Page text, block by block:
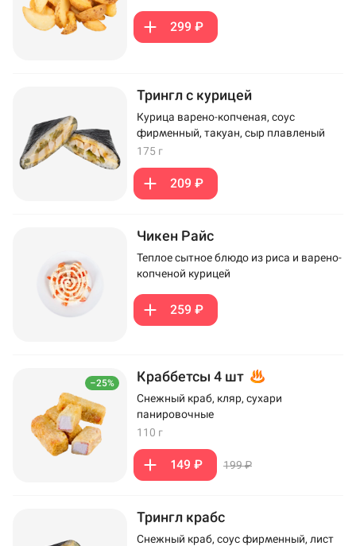
299 ₽
Трингл с курицей
Курица варено-копченая, соус
фирменный, такуан, сыр плавленый
175 г
209 ₽
Чикен Райс
Теплое сытное блюдо из риса и варено-
копченой курицей
259 ₽
–25% Краббетсы 4 шт
Снежный краб, кляр, сухари
панировочные
110 г
149 ₽ 199 ₽
Трингл крабс
Снежный краб, соус фирменный, лист